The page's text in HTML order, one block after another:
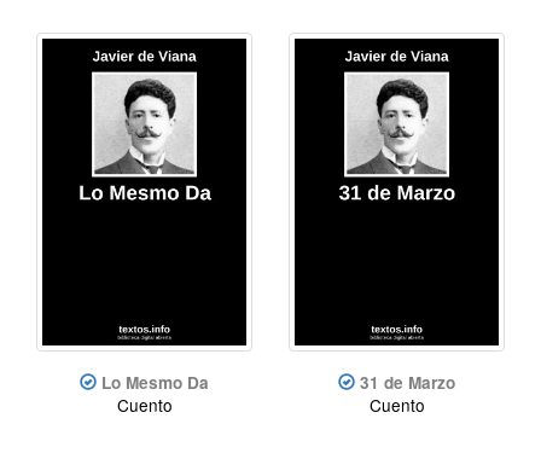
Lo Mesmo Da
Cuento
31 de Marzo
Cuento